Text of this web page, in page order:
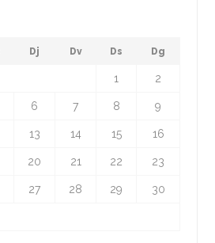
Dj Dv Ds Dg
1 2
6 7 8 9
13 14 15 16
20 21 22 23
27 28 29 30